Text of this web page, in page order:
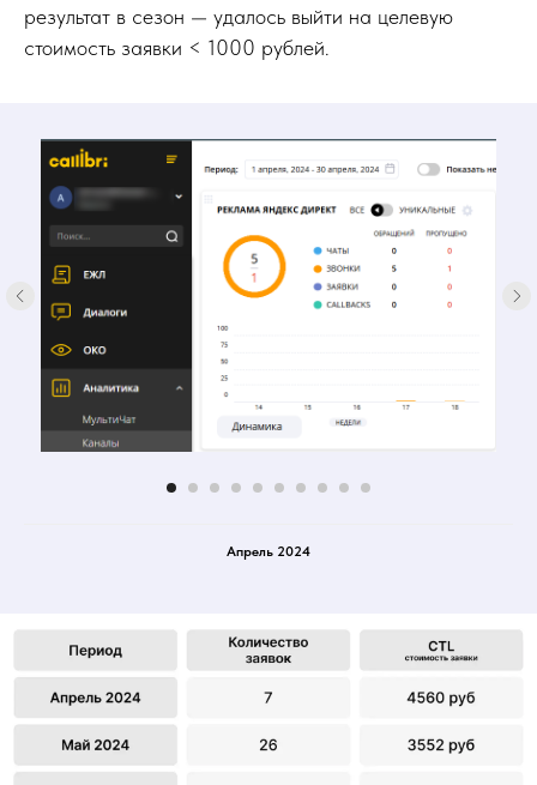
результат в сезон — удалось выйти на целевую
стоимость заявки < 1000 рублей.
Апрель 2024